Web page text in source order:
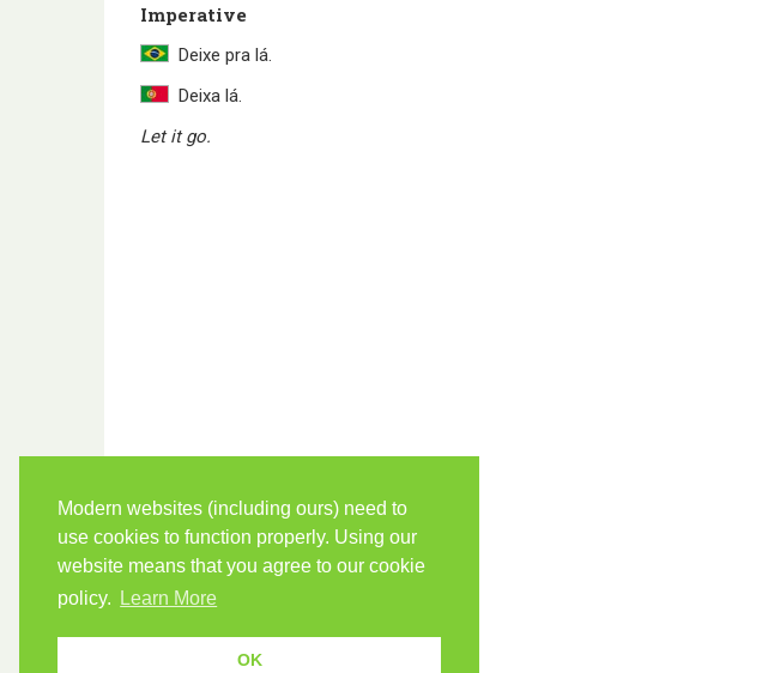
Modern websites (including ours) need to
use cookies to function properly. Using our
website means that you agree to our cookie
policy.
Learn More
OK
Imperative
Deixe pra lá.
Deixa lá.
Let it go.